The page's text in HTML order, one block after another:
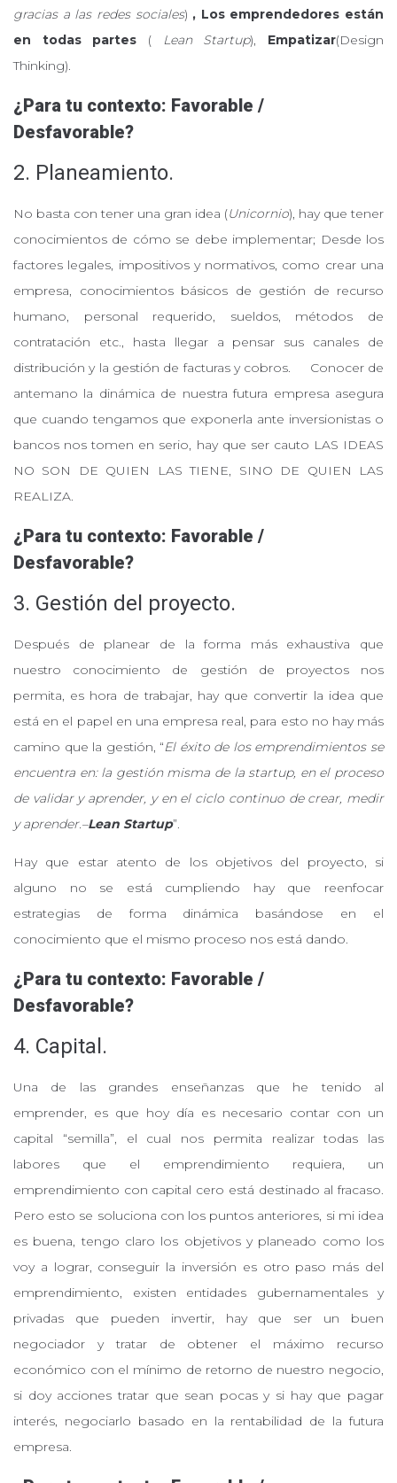
gracias a las redes sociales) , Los emprendedores están
en todas partes ( Lean Startup), Empatizar(Design
Thinking).
¿Para tu contexto: Favorable /
Desfavorable?
2. Planeamiento.
No basta con tener una gran idea (Unicornio), hay que tener
conocimientos de cómo se debe implementar; Desde los
factores legales, impositivos y normativos, como crear una
empresa, conocimientos básicos de gestión de recurso
humano, personal requerido, sueldos, métodos de
contratación etc., hasta llegar a pensar sus canales de
distribución y la gestión de facturas y cobros. Conocer de
antemano la dinámica de nuestra futura empresa asegura
que cuando tengamos que exponerla ante inversionistas o
bancos nos tomen en serio, hay que ser cauto LAS IDEAS
NO SON DE QUIEN LAS TIENE, SINO DE QUIEN LAS
REALIZA.
¿Para tu contexto: Favorable /
Desfavorable?
3. Gestión del proyecto.
Después de planear de la forma más exhaustiva que
nuestro conocimiento de gestión de proyectos nos
permita, es hora de trabajar, hay que convertir la idea que
está en el papel en una empresa real, para esto no hay más
camino que la gestión, “El éxito de los emprendimientos se
encuentra en: la gestión misma de la startup, en el proceso
de validar y aprender, y en el ciclo continuo de crear, medir
y aprender.–Lean Startup”.
Hay que estar atento de los objetivos del proyecto, si
alguno no se está cumpliendo hay que reenfocar
estrategias de forma dinámica basándose en el
conocimiento que el mismo proceso nos está dando.
¿Para tu contexto: Favorable /
Desfavorable?
4. Capital.
Una de las grandes enseñanzas que he tenido al
emprender, es que hoy día es necesario contar con un
capital “semilla”, el cual nos permita realizar todas las
labores que el emprendimiento requiera, un
emprendimiento con capital cero está destinado al fracaso.
Pero esto se soluciona con los puntos anteriores, si mi idea
es buena, tengo claro los objetivos y planeado como los
voy a lograr, conseguir la inversión es otro paso más del
emprendimiento, existen entidades gubernamentales y
privadas que pueden invertir, hay que ser un buen
negociador y tratar de obtener el máximo recurso
económico con el mínimo de retorno de nuestro negocio,
si doy acciones tratar que sean pocas y si hay que pagar
interés, negociarlo basado en la rentabilidad de la futura
empresa.